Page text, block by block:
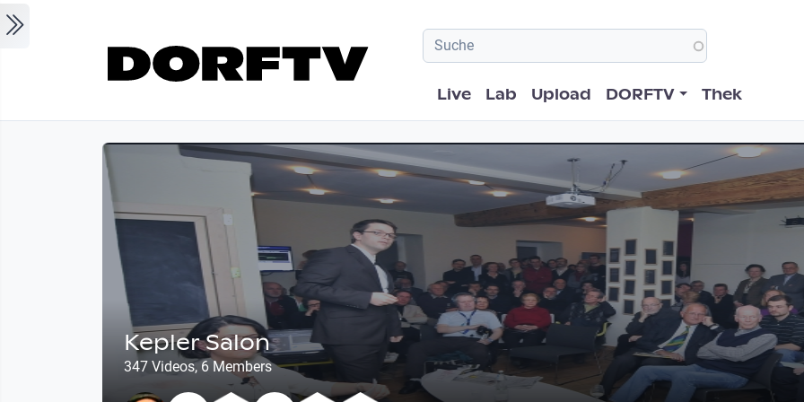
Hauptnavigation
Live Lab Upload DORFTV Thek
Kepler Salon
347 Videos, 6 Members